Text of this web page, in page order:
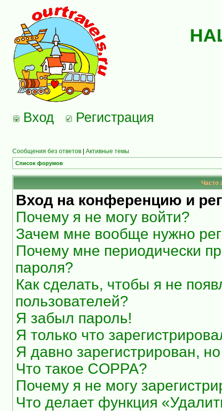
Вход Регистрация
Сообщения без ответов | Активные темы
Список форумов
Часто
Вход на конференцию и
Почему я не могу войти?
Зачем мне вообще нужно
Почему мне периодически
пароля?
Как сделать, чтобы я не
пользователей?
Я забыл пароль!
Я только что
Я давно зарегистрирован,
Что такое COPPA?
Почему я не могу
Что делает функция